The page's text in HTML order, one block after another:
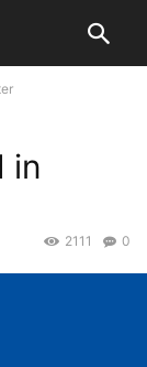
in
0
2111